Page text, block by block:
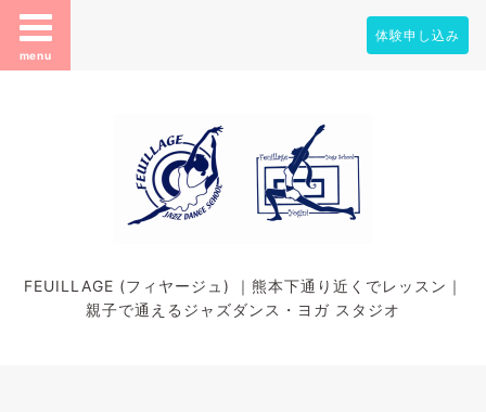
menu
体験申し込み
FEUILLAGE (フィヤージュ) ｜熊本下通り近くでレッスン｜
親子で通えるジャズダンス・ヨガ スタジオ